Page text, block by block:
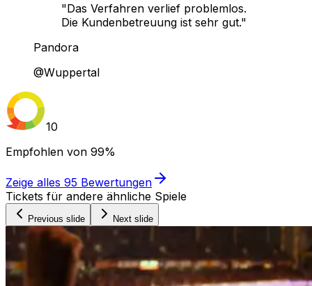
"Das Verfahren verlief problemlos.
Die Kundenbetreuung ist sehr gut."
Pandora
@Wuppertal
10
Empfohlen von 99%
Zeige alles 95 Bewertungen
Tickets für andere ähnliche Spiele
Previous slide Next slide